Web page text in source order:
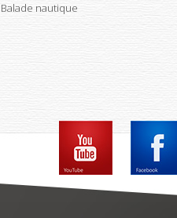
Balade nautique